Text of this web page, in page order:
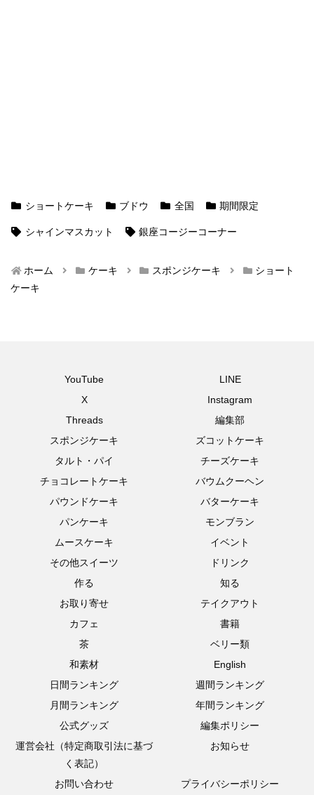
ショートケーキ ブドウ 全国 期間限定
シャインマスカット 銀座コージーコーナー
ホーム ケーキ スポンジケーキ
ショート
ケーキ
YouTube
LINE
X
Instagram
Threads
編集部
スポンジケーキ
ズコットケーキ
タルト・パイ
チーズケーキ
チョコレートケーキ
バウムクーヘン
パウンドケーキ
バターケーキ
パンケーキ
モンブラン
ムースケーキ
イベント
その他スイーツ
ドリンク
作る
知る
お取り寄せ
テイクアウト
カフェ
書籍
茶
ベリー類
和素材
English
日間ランキング
週間ランキング
月間ランキング
年間ランキング
公式グッズ
編集ポリシー
運営会社（特定商取引法に基づ
く表記）
お知らせ
お問い合わせ プライバシーポリシー